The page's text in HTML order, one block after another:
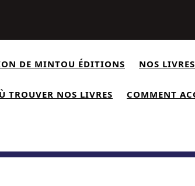
DE MINTOU ÉDITIONS NOS LIVRES
TROUVER NOS LIVRES COMMENT